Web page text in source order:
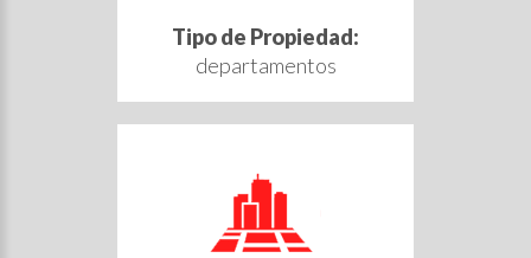
Tipo de Propiedad:
departamentos